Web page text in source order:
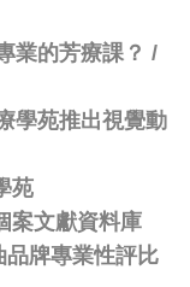
業的芳療課？ /
學苑推出視覺動
苑
案文獻資料庫
牌專業性評比